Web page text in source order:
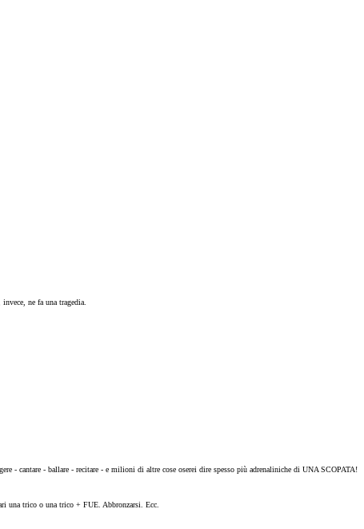
ne fa una tragedia.
- cantare - ballare - recitare - e milioni di altre cose oserei dire spesso più adrenaliniche di UNA SCOPATA!
una trico o una trico + FUE. Abbronzarsi. Ecc.